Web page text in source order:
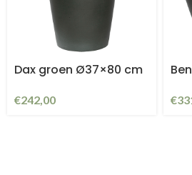
Dax groen Ø37×80 cm
€242,00 €